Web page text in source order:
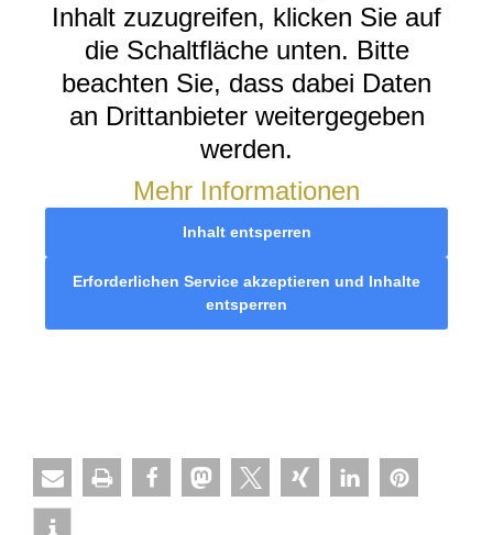
Inhalt zuzugreifen, klicken Sie auf
die Schaltfläche unten. Bitte
beachten Sie, dass dabei Daten
an Drittanbieter weitergegeben
werden.
Mehr Informationen
Inhalt entsperren
Erforderlichen Service akzeptieren und Inhalte
entsperren